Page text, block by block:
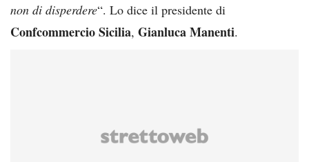
non di disperdere“. Lo dice il presidente di
Confcommercio Sicilia, Gianluca Manenti.